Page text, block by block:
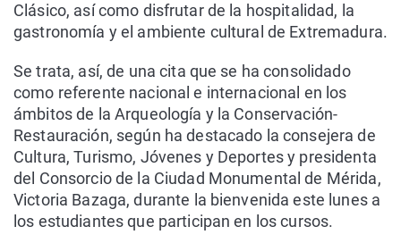
Clásico, así como disfrutar de la hospitalidad, la
gastronomía y el ambiente cultural de Extremadura.
Se trata, así, de una cita que se ha consolidado
como referente nacional e internacional en los
ámbitos de la Arqueología y la Conservación-
Restauración, según ha destacado la consejera de
Cultura, Turismo, Jóvenes y Deportes y presidenta
del Consorcio de la Ciudad Monumental de Mérida,
Victoria Bazaga, durante la bienvenida este lunes a
los estudiantes que participan en los cursos.